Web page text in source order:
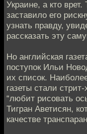
Украине, а кто
заставило его
узнать правду,
рассказать эту
Но английская
поступок Ильи
их список.
газеты стали
“любит рисовать
Тигран Аветисян,
качестве